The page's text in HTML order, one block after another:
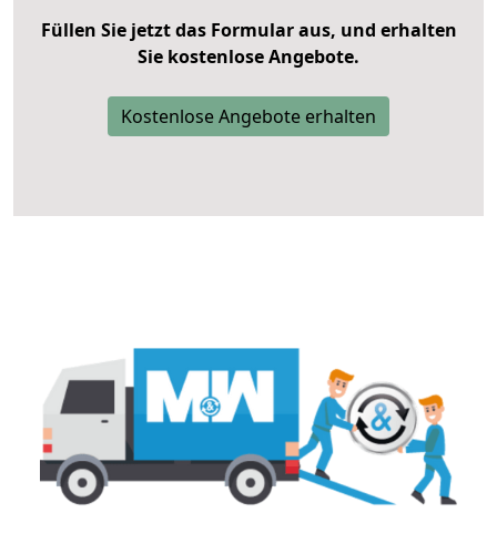
Füllen Sie jetzt das Formular aus, und erhalten
Sie kostenlose Angebote.
Kostenlose Angebote erhalten